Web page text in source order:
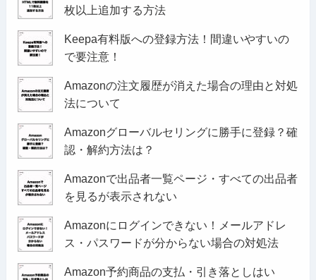
枚以上追加する方法
Keepa有料版への登録方法！間違いやすいの
で要注意！
Amazonの注文履歴が消えた場合の理由と対処
法について
Amazonグローバルセリングに勝手に登録？確
認・解約方法は？
Amazonで出品者一覧ページ・すべての出品者
を見るが表示されない
Amazonにログインできない！メールアドレ
ス・パスワードが分からない場合の対処法
Amazon予約商品の支払・引き落としはい